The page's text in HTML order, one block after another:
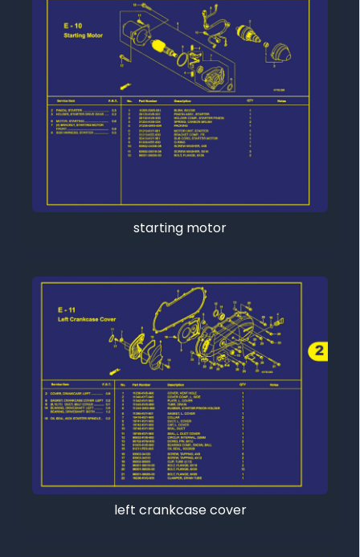
starting motor
left crankcase cover